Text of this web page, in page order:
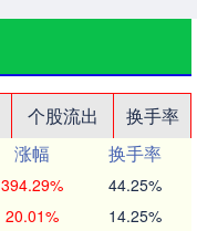
个股流出
换手率
涨幅
换手率
394.29% 44.25%
20.01% 14.25%